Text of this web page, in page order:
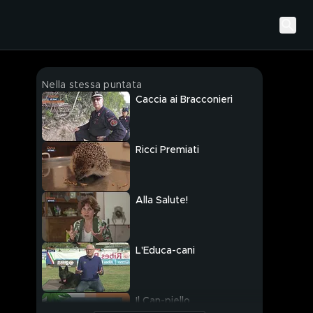
Nella stessa puntata
Caccia ai Bracconieri
Ricci Premiati
Alla Salute!
L'Educa-cani
Il Can-piello